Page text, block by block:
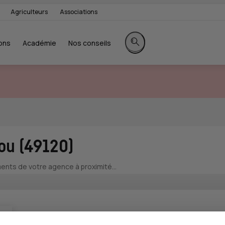
Agriculteurs Associations
Académie Nos conseils
Rechercher sur le site
(49120)
de votre agence à proximité...